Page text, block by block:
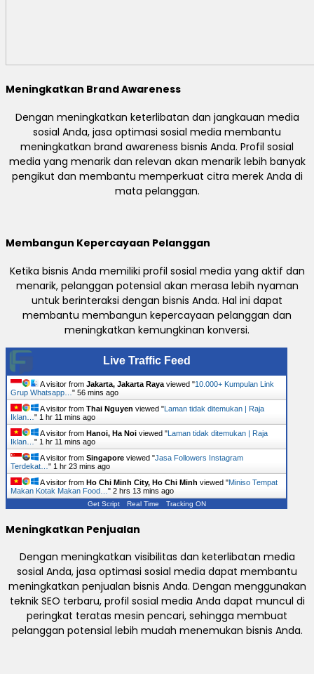
Meningkatkan Brand Awareness
Dengan meningkatkan keterlibatan dan jangkauan media
sosial Anda, jasa optimasi sosial media membantu
meningkatkan brand awareness bisnis Anda. Profil sosial
media yang menarik dan relevan akan menarik lebih banyak
pengikut dan membantu memperkuat citra merek Anda di
mata pelanggan.
Membangun Kepercayaan Pelanggan
Ketika bisnis Anda memiliki profil sosial media yang aktif dan
menarik, pelanggan potensial akan merasa lebih nyaman
untuk berinteraksi dengan bisnis Anda. Hal ini dapat
membantu membangun kepercayaan pelanggan dan
meningkatkan kemungkinan konversi.
Live Traffic Feed
A visitor from Jakarta, Jakarta Raya viewed "10.000+ Kumpulan Link
Grup Whatsapp… " 56 mins ago
A visitor from Thai Nguyen viewed "Laman tidak ditemukan | Raja
Iklan… " 1 hr 11 mins ago
A visitor from Hanoi, Ha Noi viewed "Laman tidak ditemukan | Raja
Iklan… " 1 hr 11 mins ago
A visitor from Singapore viewed "Jasa Followers Instagram
Terdekat… " 1 hr 23 mins ago
A visitor from Ho Chi Minh City, Ho Chi Minh viewed "Miniso Tempat
Makan Kotak Makan Food… " 2 hrs 13 mins ago
Get Script Real Time Tracking ON
Meningkatkan Penjualan
Dengan meningkatkan visibilitas dan keterlibatan media
sosial Anda, jasa optimasi sosial media dapat membantu
meningkatkan penjualan bisnis Anda. Dengan menggunakan
teknik SEO terbaru, profil sosial media Anda dapat muncul di
peringkat teratas mesin pencari, sehingga membuat
pelanggan potensial lebih mudah menemukan bisnis Anda.